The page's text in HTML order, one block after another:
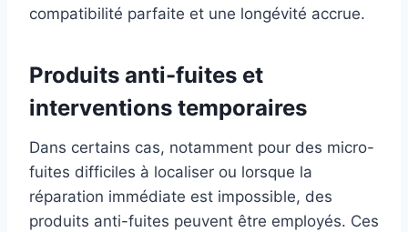
compatibilité parfaite et une longévité accrue.
Produits anti-fuites et
interventions temporaires
Dans certains cas, notamment pour des micro-
fuites difficiles à localiser ou lorsque la
réparation immédiate est impossible, des
produits anti-fuites peuvent être employés. Ces